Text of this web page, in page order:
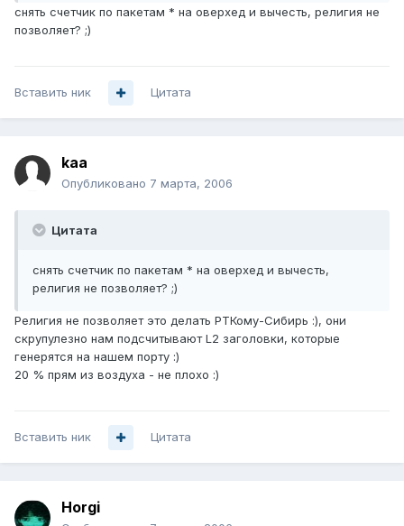
снять счетчик по пакетам * на оверхед и вычесть, религия не
позволяет? ;)
Вставить ник Цитата
kaa
Опубликовано 7 марта, 2006
Цитата
снять счетчик по пакетам * на оверхед и вычесть,
религия не позволяет? ;)
Религия не позволяет это делать РТКому-Сибирь :), они
скрупулезно нам подсчитывают L2 заголовки, которые
генерятся на нашем порту :)
20 % прям из воздуха - не плохо :)
Вставить ник Цитата
Horgi